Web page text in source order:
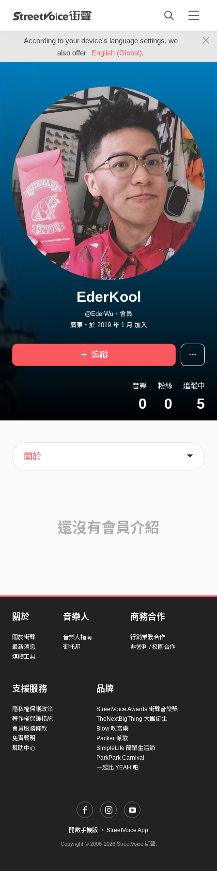
According to your device's language settings, we
also offer
English (Global).
EderKool
@EderWu・會員
廣東・於 2019 年 1 月 加入
＋ 追蹤
音樂
0
粉絲
0
追蹤中
5
主頁
歌單
喜歡
關於
還沒有會員介紹
關於
關於街聲
最新消息
媒體工具
音樂人
音樂人指南
街托邦
商務合作
行銷業務合作
非營利 / 校園合作
支援服務
隱私權保護政策
著作權保護措施
會員服務條款
免責聲明
幫助中心
品牌
StreetVoice Awards 街聲音樂獎
TheNextBigThing 大團誕生
Blow 吹音樂
Packer 派歌
SimpleLife 簡單生活節
ParkPark Carnival
一起比 YEAH 吧
開啟手機版 ・ StreetVoice App
Copyright © 2006-2026 StreetVoice 街聲.